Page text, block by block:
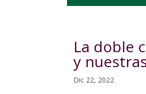
La doble
y
Dic 22, 2022